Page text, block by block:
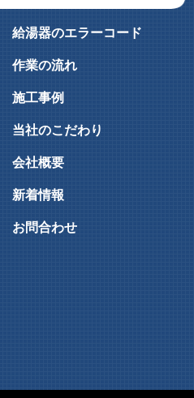
給湯器のエラーコード
作業の流れ
施工事例
当社のこだわり
会社概要
新着情報
お問合わせ